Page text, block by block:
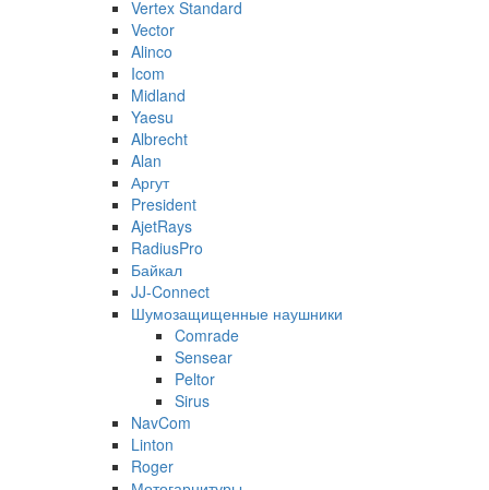
Vertex Standard
Vector
Alinco
Icom
Midland
Yaesu
Albrecht
Alan
Аргут
President
AjetRays
RadiusPro
Байкал
JJ-Connect
Шумозащищенные наушники
Comrade
Sensear
Peltor
Sirus
NavCom
Linton
Roger